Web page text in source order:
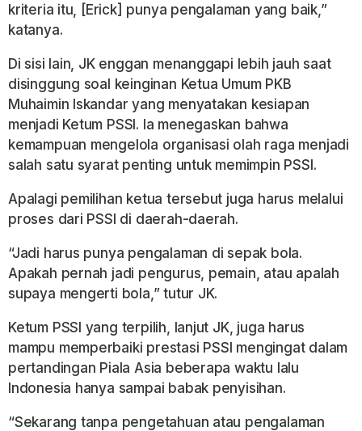
kriteria itu, [Erick] punya pengalaman yang baik,”
katanya.
Di sisi lain, JK enggan menanggapi lebih jauh saat
disinggung soal keinginan Ketua Umum PKB
Muhaimin Iskandar yang menyatakan kesiapan
menjadi Ketum PSSI. Ia menegaskan bahwa
kemampuan mengelola organisasi olah raga menjadi
salah satu syarat penting untuk memimpin PSSI.
Apalagi pemilihan ketua tersebut juga harus melalui
proses dari PSSI di daerah-daerah.
“Jadi harus punya pengalaman di sepak bola.
Apakah pernah jadi pengurus, pemain, atau apalah
supaya mengerti bola,” tutur JK.
Ketum PSSI yang terpilih, lanjut JK, juga harus
mampu memperbaiki prestasi PSSI mengingat dalam
pertandingan Piala Asia beberapa waktu lalu
Indonesia hanya sampai babak penyisihan.
“Sekarang tanpa pengetahuan atau pengalaman